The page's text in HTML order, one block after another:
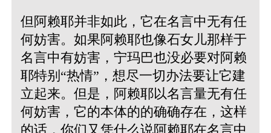
但阿赖耶并非如此，它在名言中无有任
何妨害。如果阿赖耶也像石女儿那样于
名言中有妨害，宁玛巴也没必要对阿赖
耶特别“热情”，想尽一切办法要让它建
立起来。但是，阿赖耶以名言量无有任
何妨害，它的本体的的确确存在，这样
的话，你们又凭什么说阿赖耶在名言中